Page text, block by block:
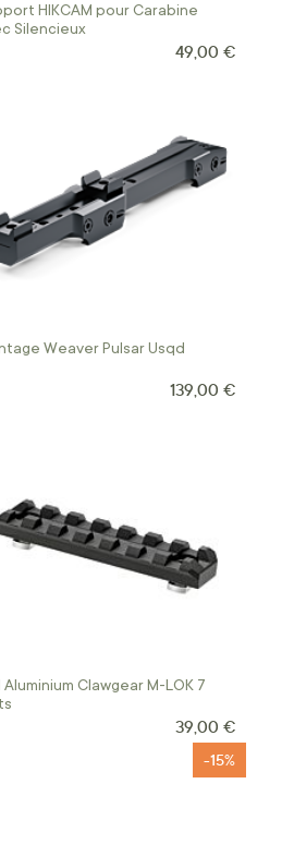
HIKCAM pour Carabine
Silencieux
49,00 €
Weaver Pulsar Usqd
139,00 €
Aluminium Clawgear M-LOK 7
39,00 €
-15%